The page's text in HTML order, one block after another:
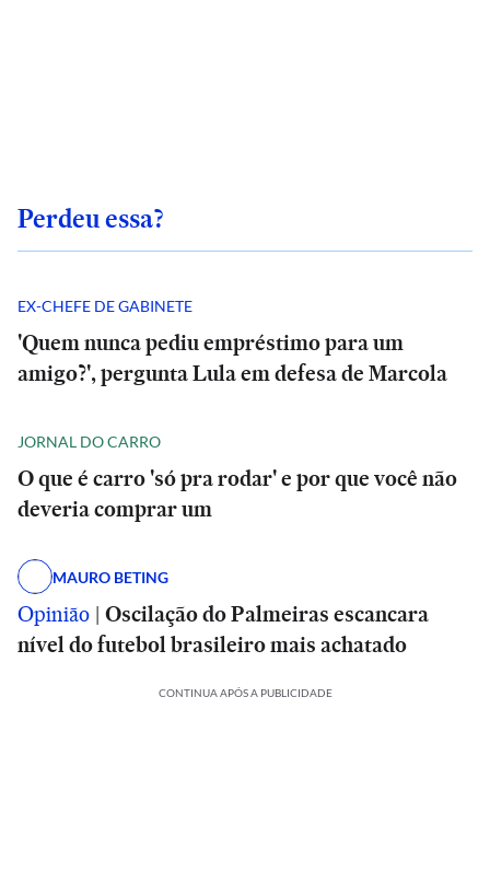
Perdeu essa?
EX-CHEFE DE GABINETE
'Quem nunca pediu empréstimo para um
amigo?', pergunta Lula em defesa de Marcola
JORNAL DO CARRO
O que é carro 'só pra rodar' e por que você não
deveria comprar um
MAURO BETING
Opinião | Oscilação do Palmeiras escancara
nível do futebol brasileiro mais achatado
CONTINUA APÓS A PUBLICIDADE